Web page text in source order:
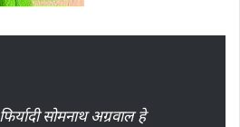
सोमनाथ अग्रवाल हे